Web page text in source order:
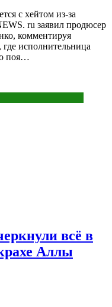
с хейтом из-за
ru заявил продюсер
комментируя
исполнительница
поя…
всё в
Аллы